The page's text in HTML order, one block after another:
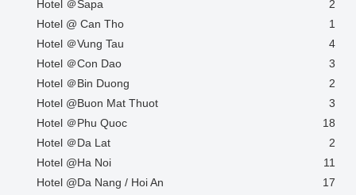
Hotel ＠Sapa
2
Hotel @ Can Tho
1
Hotel ＠Vung Tau
4
Hotel ＠Con Dao
3
Hotel ＠Bin Duong
2
Hotel @Buon Mat Thuot
3
Hotel ＠Phu Quoc
18
Hotel ＠Da Lat
2
Hotel @Ha Noi
11
Hotel @Da Nang / Hoi An
17